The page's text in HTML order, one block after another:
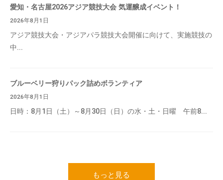
愛知・名古屋2026アジア競技大会 気運醸成イベント！
2026年8月1日
アジア競技大会・アジアパラ競技大会開催に向けて、実施競技の
中...
ブルーベリー狩りパック詰めボランティア
2026年8月1日
日時：8月1日（土）～8月30日（日）の水・土・日曜 午前8...
もっと見る